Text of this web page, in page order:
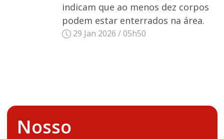
indicam que ao menos dez corpos
podem estar enterrados na área.
29 Jan 2026 / 05h50
Nosso